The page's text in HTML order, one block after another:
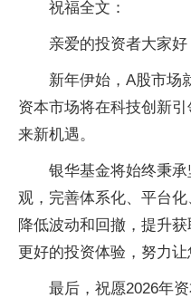
祝福全文：
亲爱的投资者大家好
新年伊始，A股市场
资本市场将在科技创新
来新机遇。
银华基金将始终秉
观，完善体系化、平台
降低波动和回撤，提升
更好的投资体验，努力让
最后，祝愿2026年